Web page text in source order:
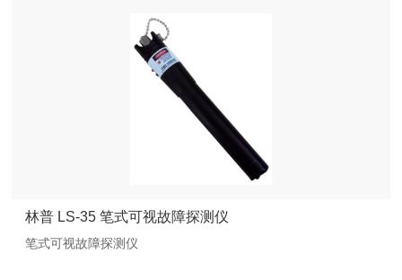
林普 LS-35 笔式可视故障探测仪
笔式可视故障探测仪